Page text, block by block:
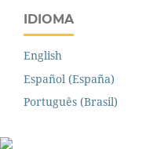
IDIOMA
English
Español (España)
Português (Brasil)